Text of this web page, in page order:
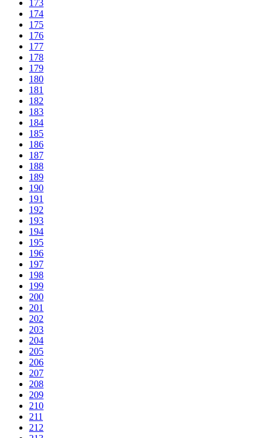
173
174
175
176
177
178
179
180
181
182
183
184
185
186
187
188
189
190
191
192
193
194
195
196
197
198
199
200
201
202
203
204
205
206
207
208
209
210
211
212